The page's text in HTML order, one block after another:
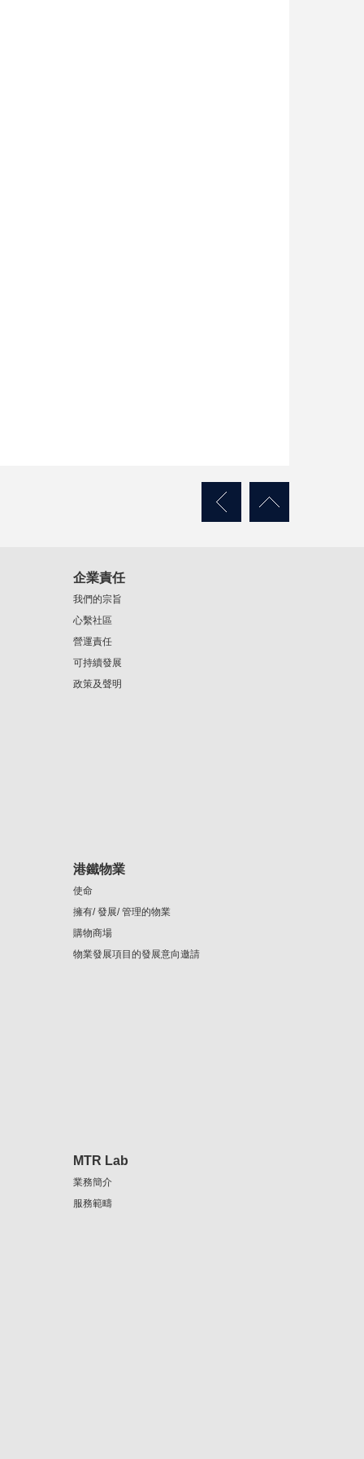
企業責任
我們的宗旨
心繫社區
營運責任
可持續發展
政策及聲明
港鐵物業
使命
擁有/ 發展/ 管理的物業
購物商場
物業發展項目的發展意向邀請
MTR Lab
業務簡介
服務範疇